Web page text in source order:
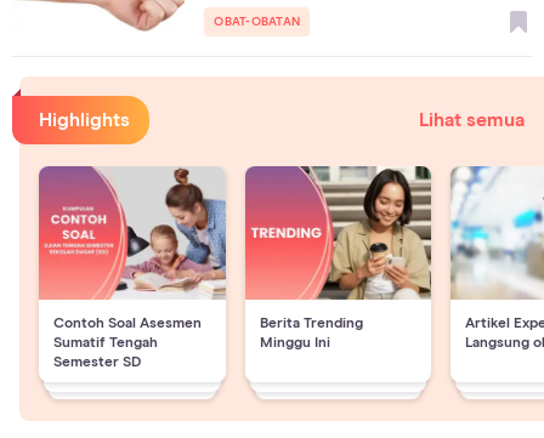
OBAT-OBATAN
Highlights Lihat semua
Contoh Soal Asesmen
Sumatif Tengah
Semester SD
Berita Trending
Minggu Ini
Artikel
Langsung